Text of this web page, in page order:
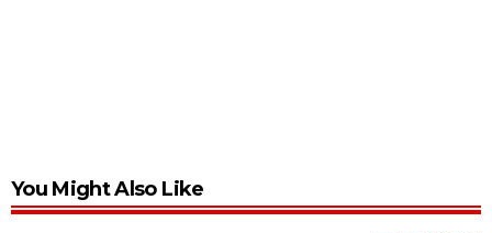
You Might Also Like